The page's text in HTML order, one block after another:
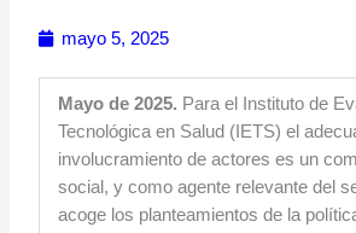
mayo 5, 2025
Mayo de 2025. Para el Instituto de
Tecnológica en Salud (IETS) el
involucramiento de actores es un
social, y como agente relevante del
acoge los planteamientos de la